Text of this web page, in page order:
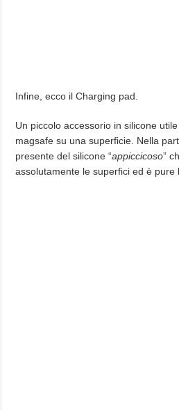
Infine, ecco il Charging pad.
Un piccolo accessorio in silicone
magsafe su una superficie. Nella
presente del silicone “appiccicoso”
assolutamente le superfici ed è pure